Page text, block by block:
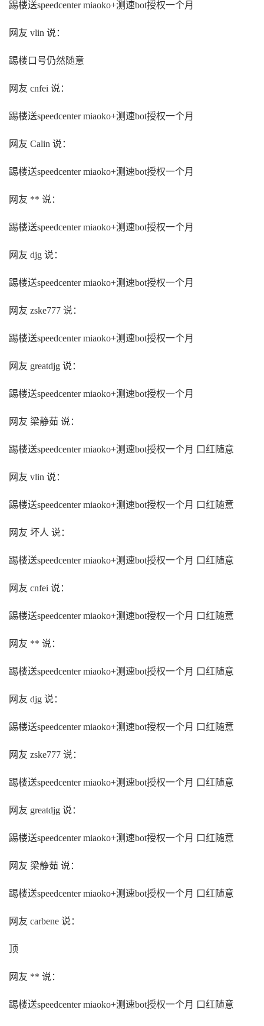
踢楼送speedcenter miaoko+测速bot授权一个月
网友 vlin 说：
踢楼口号仍然随意
网友 cnfei 说：
踢楼送speedcenter miaoko+测速bot授权一个月
网友 Calin 说：
踢楼送speedcenter miaoko+测速bot授权一个月
网友 ** 说：
踢楼送speedcenter miaoko+测速bot授权一个月
网友 djg 说：
踢楼送speedcenter miaoko+测速bot授权一个月
网友 zske777 说：
踢楼送speedcenter miaoko+测速bot授权一个月
网友 greatdjg 说：
踢楼送speedcenter miaoko+测速bot授权一个月
网友 梁静茹 说：
踢楼送speedcenter miaoko+测速bot授权一个月 口红随意
网友 vlin 说：
踢楼送speedcenter miaoko+测速bot授权一个月 口红随意
网友 坏人 说：
踢楼送speedcenter miaoko+测速bot授权一个月 口红随意
网友 cnfei 说：
踢楼送speedcenter miaoko+测速bot授权一个月 口红随意
网友 ** 说：
踢楼送speedcenter miaoko+测速bot授权一个月 口红随意
网友 djg 说：
踢楼送speedcenter miaoko+测速bot授权一个月 口红随意
网友 zske777 说：
踢楼送speedcenter miaoko+测速bot授权一个月 口红随意
网友 greatdjg 说：
踢楼送speedcenter miaoko+测速bot授权一个月 口红随意
网友 梁静茹 说：
踢楼送speedcenter miaoko+测速bot授权一个月 口红随意
网友 carbene 说：
顶
网友 ** 说：
踢楼送speedcenter miaoko+测速bot授权一个月 口红随意